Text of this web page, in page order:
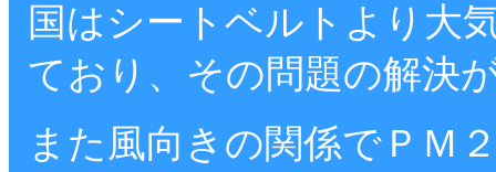
国はシートベルトより大
ており、その問題の解決
また風向きの関係でＰＭ